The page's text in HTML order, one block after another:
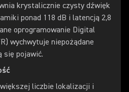
krystalicznie czysty dźwięk
ponad 118 dB i latencją 2,8
oprogramowanie Digital
wychwytuje niepożądane
się pojawić.
liczbie lokalizacji i